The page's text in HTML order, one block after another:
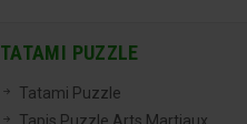
TATAMI PUZZLE
Tatami Puzzle